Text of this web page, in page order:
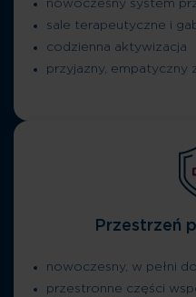
nowoczesny system
sale terapeutyczne i
codzienna aktywizacja
przyjazny, empatyczny
Przestrzeń
nowoczesny, w pełni
przestronne części